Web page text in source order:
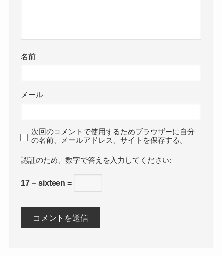
名前
メール
次回のコメントで使用するためブラウザーに自分
の名前、メールアドレス、サイトを保存する。
数字で答えを入力してください:
17 − sixteen =